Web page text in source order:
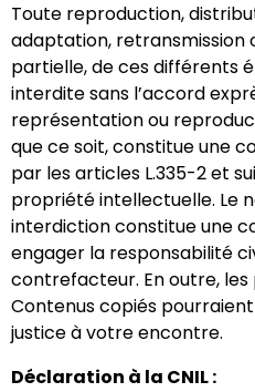
Toute reproduction,
adaptation, retransmission
partielle, de ces différents
interdite sans l’accord
représentation ou
que ce soit, constitue une
par les articles L.335-2 et
propriété intellectuelle. Le
interdiction constitue une
engager la responsabilité
contrefacteur. En outre,
Contenus copiés
justice à votre encontre.
Déclaration à la CNIL :